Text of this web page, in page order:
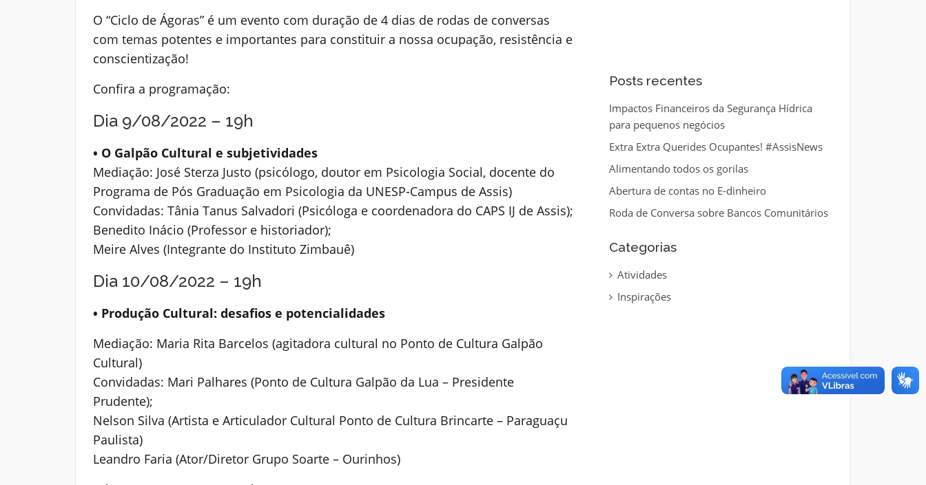
O “Ciclo de Ágoras” é um evento com duração de 4 dias de rodas de conversas
com temas potentes e importantes para constituir a nossa ocupação, resistência e
conscientização!
Confira a programação:
Dia 9/08/2022 – 19h
• O Galpão Cultural e subjetividades
Mediação: José Sterza Justo (psicólogo, doutor em Psicologia Social, docente do
Programa de Pós Graduação em Psicologia da UNESP-Campus de Assis)
Convidadas: Tânia Tanus Salvadori (Psicóloga e coordenadora do CAPS IJ de Assis);
Benedito Inácio (Professor e historiador);
Meire Alves (Integrante do Instituto Zimbauê)
Dia 10/08/2022 – 19h
• Produção Cultural: desafios e potencialidades
Mediação: Maria Rita Barcelos (agitadora cultural no Ponto de Cultura Galpão
Cultural)
Convidadas: Mari Palhares (Ponto de Cultura Galpão da Lua – Presidente
Prudente);
Nelson Silva (Artista e Articulador Cultural Ponto de Cultura Brincarte – Paraguaçu
Paulista)
Leandro Faria (Ator/Diretor Grupo Soarte – Ourinhos)
Posts recentes
Impactos Financeiros da Segurança Hídrica
para pequenos negócios
Extra Extra Querides Ocupantes! #AssisNews
Alimentando todos os gorilas
Abertura de contas no E-dinheiro
Roda de Conversa sobre Bancos Comunitários
Categorias
Atividades
Inspirações